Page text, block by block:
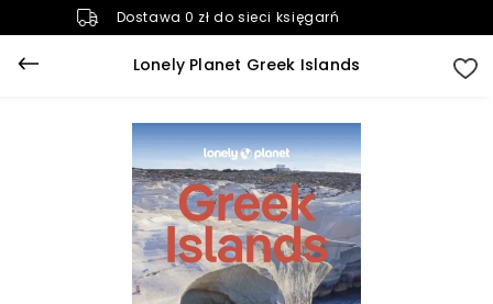
Dostawa 0 zł do sieci księgarń
Lonely Planet Greek Islands